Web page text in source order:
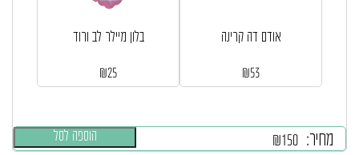
מחיר: ₪150 הוספה לסל
בלון מיילר לב ורוד
₪25
אודם דה קרינה
₪53